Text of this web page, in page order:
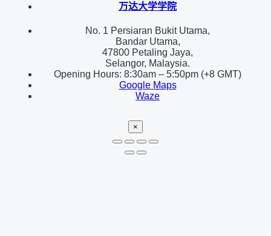
万达大学学院
No. 1 Persiaran Bukit Utama,
Bandar Utama,
47800 Petaling Jaya,
Selangor, Malaysia.
Opening Hours: 8:30am – 5:50pm (+8 GMT)
Google Maps
Waze
×